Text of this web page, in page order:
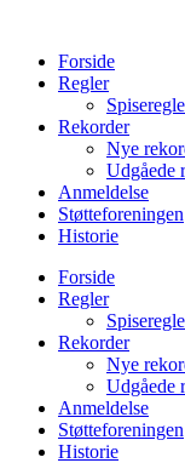
indholdForside
Regler
Rekorder
Nye
Udgåede
Anmeldelse
Støtteforeningen
Historie
Forside
Regler
Rekorder
Nye
Udgåede
Anmeldelse
Støtteforeningen
Historie